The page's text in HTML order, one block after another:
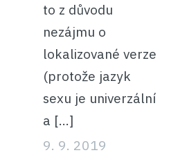
to z důvodu
nezájmu o
lokalizované verze
(protože jazyk
sexu je univerzální
a […]
9. 9. 2019